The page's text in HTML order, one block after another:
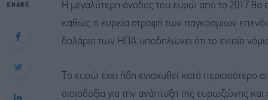
SHARE
Η μεγαλύτερη άνοδος του ευρώ από το 2017 θα
καθώς η ευρεία στροφή των παγκόσμιων
δολάριο των ΗΠΑ υποδηλώνει ότι το ενιαίο
Το ευρώ έχει ήδη ενισχυθεί κατά περισσότερο
αισιοδοξία για την ανάπτυξη της ευρωζώνης